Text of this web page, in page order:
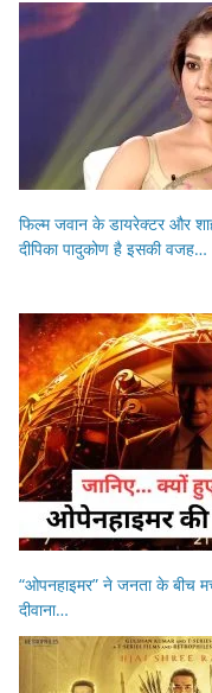
फिल्म जवान के डायरेक्टर और
दीपिका पादुकोण है इसकी वजह…
“ओपनहाइमर” ने जनता के बीच
दीवाना…